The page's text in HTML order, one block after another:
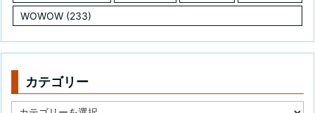
WOWOW (233)
カテゴリー